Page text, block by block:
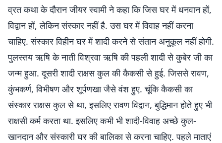
व्रत कथा के दौरान जीयर स्वामी ने कहा कि जिस घर में धनवान हों,
विद्वान हों, लेकिन संस्कार नहीं है. उस घर में विवाह नहीं करना
चाहिए. संस्कार विहीन घर में शादी करने से संतान अनुकूल नहीं होगी.
पुलस्तय ऋषि के नाती विश्रवा ऋषि की पहली शादी से कुबेर जी का
जन्म हुआ. दूसरी शादी राक्षस कुल की कैकसी से हुई. जिससे रावण,
कुंभकर्ण, विभीषण और शूर्पणखा जैसे वंश हुए. चूंकि कैकसी का
संस्कार राक्षस कुल से था, इसलिए रावण विद्वान, बुद्धिमान होते हुए भी
राक्षसी कर्म करता था. इसलिए कभी भी शादी-विवाह अच्छे कुल-
खानदान और संस्कारी घर की बालिका से करना चाहिए. पहले माताएं